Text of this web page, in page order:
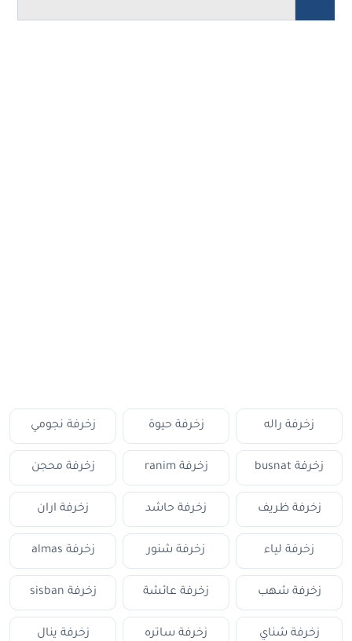
زخرفة راله زخرفة حيوة زخرفة نجومي
زخرفة busnat زخرفة ranim زخرفة محجن
زخرفة ظريف زخرفة حاشد زخرفة اران
زخرفة لياء زخرفة شنور زخرفة almas
زخرفة شهب زخرفة عائشة زخرفة sisban
زخرفة شناي زخرفة ساتره زخرفة ينال